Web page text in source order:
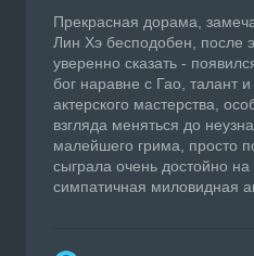
Прекрасная дорама,
Лин Хэ бесподобен, после
уверенно сказать -
бог наравне с Гао, талант
актерского мастерства,
взгляда меняться до
малейшего грима, просто
сыграла очень достойно
симпатичная миловидная